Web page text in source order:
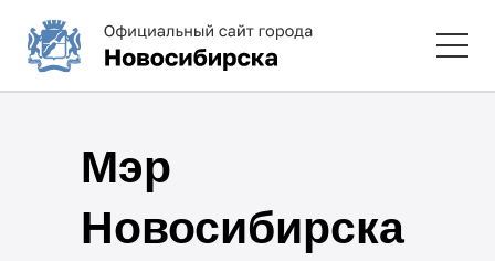
Мэр
Новосибирска